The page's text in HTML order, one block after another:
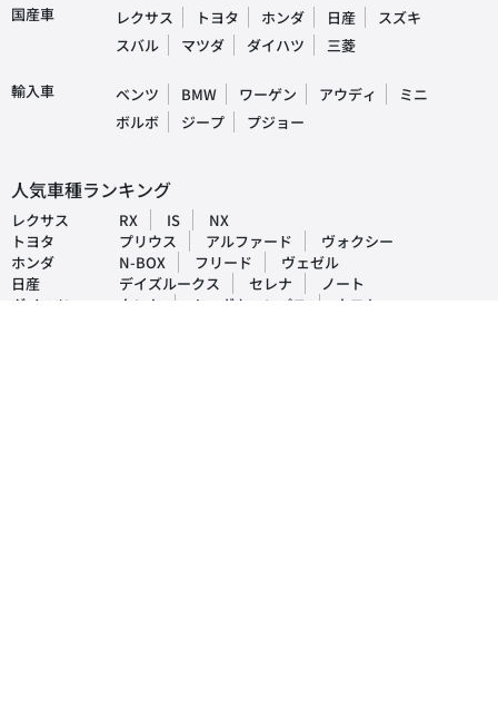
国産車 レクサス トヨタ ホンダ 日産
スズキ
スバル
マツダ ダイハツ 三菱
輸入車 ベンツ BMW ワーゲン アウディ
ミニ
ボルボ
ジープ プジョー
人気車種ランキング
レクサス RX IS
NX
トヨタ
プリウス アルファード
ヴォクシー
ホンダ
N-BOX フリード
ヴェゼル
日産
デイズルークス セレナ
ノート
ダイハツ
タント ムーヴキャンパス
タフト